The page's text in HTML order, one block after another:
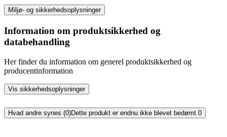
Miljø- og sikkerhedsoplysninger
Information om produktsikkerhed og
databehandling
Her finder du information om generel produktsikkerhed og
producentinformation
Vis sikkerhedsoplysninger
Hvad andre synes (0)Dette produkt er endnu ikke blevet bedømt. 0